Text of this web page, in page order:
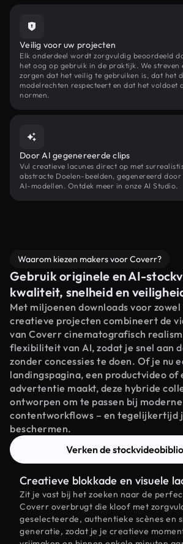
Veilig voor uw projecten
Elk onderdeel wordt zorgvuldig beoordeeld
het oog op gebruik in de praktijk. We
zorgen dat het veilig te gebruiken is, dat het
modelrechten respecteert en dat het voldoet
normen.
Door AI gegenereerde clips
Vul creatieve lacunes direct op met
abstracte Doelen-beelden, gegenereerd door
AI-modellen. Ontdek meer in onze AI Studio.
Waarom kiezen makers voor Coverr?
Gebruik originele en AI-
kwaliteit, snelheid en
Met miljoenen downloads voor
creatieve projecten combineert de
van Coverr cinematografisch
flexibiliteit van AI, zodat je snel aan
zonder concessies te doen. Of je nu
landingspagina, een productvideo of
advertentie maakt, deze hybride
ontworpen om te passen bij moderne
contentworkflows – en tegelijkertijd
beschermen.
Verken de
Creatieve blokkade en visuele
Zit je vast bij het zoeken naar de
Coverr overbrugt die kloof met
geselecteerde, authentieke scènes en
generatie, zodat je je creatieve